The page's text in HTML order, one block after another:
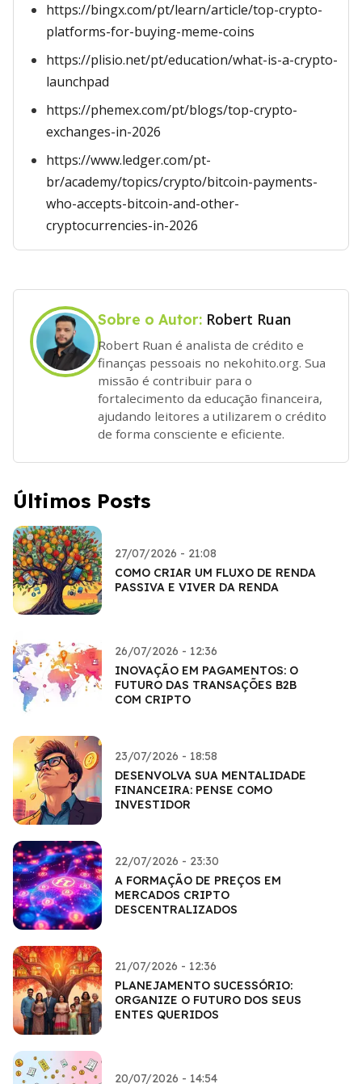
https://bingx.com/pt/learn/article/top-crypto-
platforms-for-buying-meme-coins
https://plisio.net/pt/education/what-is-a-crypto-
launchpad
https://phemex.com/pt/blogs/top-crypto-
exchanges-in-2026
https://www.ledger.com/pt-
br/academy/topics/crypto/bitcoin-payments-
who-accepts-bitcoin-and-other-
cryptocurrencies-in-2026
Sobre o Autor: Robert Ruan
Robert Ruan é analista de crédito e
finanças pessoais no nekohito.org. Sua
missão é contribuir para o
fortalecimento da educação financeira,
ajudando leitores a utilizarem o crédito
de forma consciente e eficiente.
Últimos Posts
27/07/2026 - 21:08
COMO CRIAR UM FLUXO DE RENDA
PASSIVA E VIVER DA RENDA
26/07/2026 - 12:36
INOVAÇÃO EM PAGAMENTOS: O
FUTURO DAS TRANSAÇÕES B2B
COM CRIPTO
23/07/2026 - 18:58
DESENVOLVA SUA MENTALIDADE
FINANCEIRA: PENSE COMO
INVESTIDOR
22/07/2026 - 23:30
A FORMAÇÃO DE PREÇOS EM
MERCADOS CRIPTO
DESCENTRALIZADOS
21/07/2026 - 12:36
PLANEJAMENTO SUCESSÓRIO:
ORGANIZE O FUTURO DOS SEUS
ENTES QUERIDOS
20/07/2026 - 14:54